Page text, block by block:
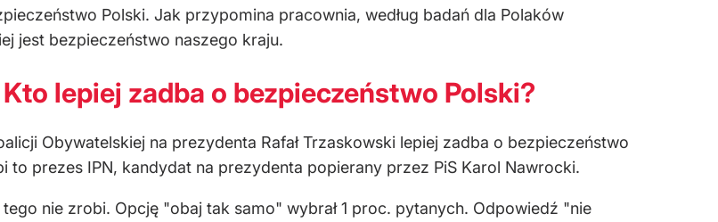
Polski. Jak przypomina pracownia, według badań dla Polaków
jest bezpieczeństwo naszego kraju.
lepiej zadba o bezpieczeństwo Polski?
Obywatelskiej na prezydenta Rafał Trzaskowski lepiej zadba o bezpieczeństwo
to prezes IPN, kandydat na prezydenta popierany przez PiS Karol Nawrocki.
nie zrobi. Opcję "obaj tak samo" wybrał 1 proc. pytanych. Odpowiedź "nie